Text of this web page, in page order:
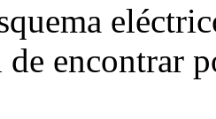
encontrar